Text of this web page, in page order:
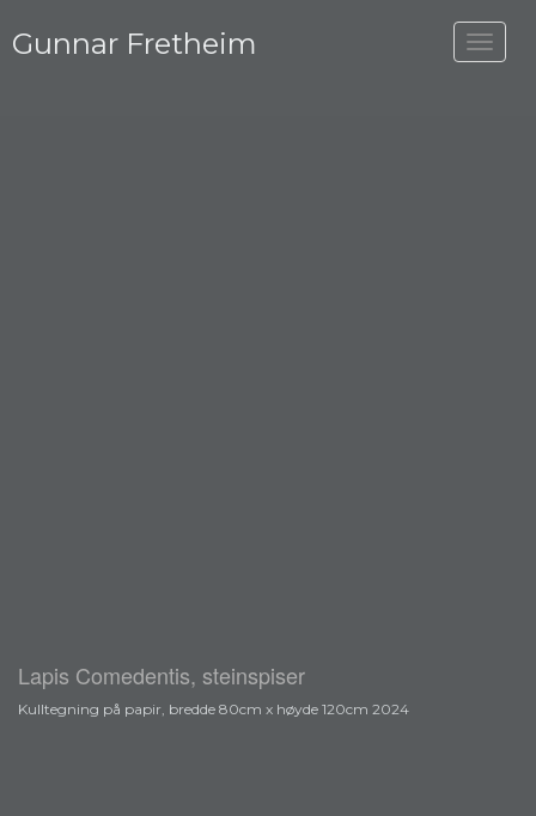
Toggle
Gunnar Fretheim
Lapis Comedentis, steinspiser
Kulltegning på papir, bredde 80cm x høyde 120cm 2024